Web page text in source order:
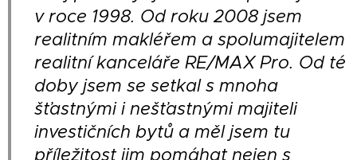
v roce 1998. Od roku 2008 jsem
realitním makléřem a spolumajitelem
realitní kanceláře RE/MAX Pro. Od té
doby jsem se setkal s mnoha
šťastnými i nešťastnými majiteli
investičních bytů a měl jsem tu
příležitost jim pomáhat nejen s